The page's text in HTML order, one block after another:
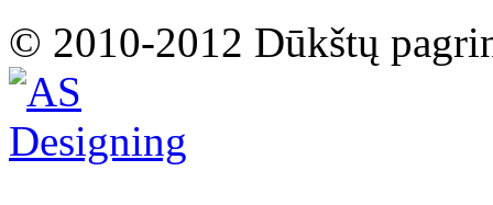
© 2010-2012 Dūkštų